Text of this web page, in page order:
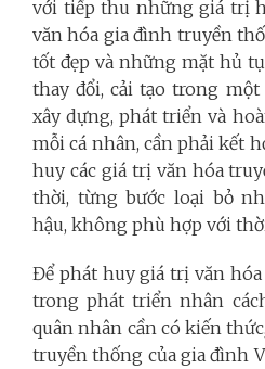
với tiếp thu những giá trị
văn hóa gia đình truyền
tốt đẹp và những mặt hủ
thay đổi, cải tạo trong
xây dựng, phát triển và
mỗi cá nhân, cần phải kết
huy các giá trị văn hóa
thời, từng bước loại bỏ
hậu, không phù hợp với
Để phát huy giá trị văn
trong phát triển nhân
quân nhân cần có kiến
truyền thống của gia đình